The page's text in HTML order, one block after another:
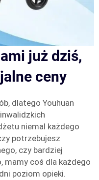
już dziś,
ceny
dlatego Youhuan
niemal każdego
potrzebujesz
czy bardziej
mamy coś dla każdego
poziom opieki.